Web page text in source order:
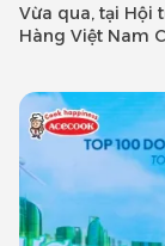
Vừa qua, tại Hội
Hàng Việt Nam